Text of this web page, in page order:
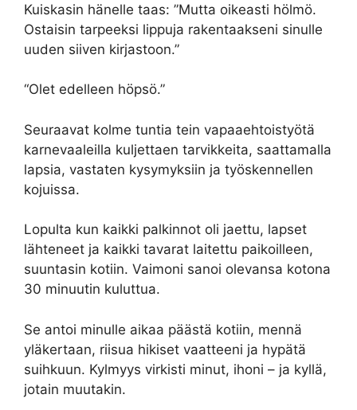
Kuiskasin hänelle taas: ”Mutta oikeasti hölmö.
Ostaisin tarpeeksi lippuja rakentaakseni sinulle
uuden siiven kirjastoon.”
“Olet edelleen höpsö.”
Seuraavat kolme tuntia tein vapaaehtoistyötä
karnevaaleilla kuljettaen tarvikkeita, saattamalla
lapsia, vastaten kysymyksiin ja työskennellen
kojuissa.
Lopulta kun kaikki palkinnot oli jaettu, lapset
lähteneet ja kaikki tavarat laitettu paikoilleen,
suuntasin kotiin. Vaimoni sanoi olevansa kotona
30 minuutin kuluttua.
Se antoi minulle aikaa päästä kotiin, mennä
yläkertaan, riisua hikiset vaatteeni ja hypätä
suihkuun. Kylmyys virkisti minut, ihoni – ja kyllä,
jotain muutakin.